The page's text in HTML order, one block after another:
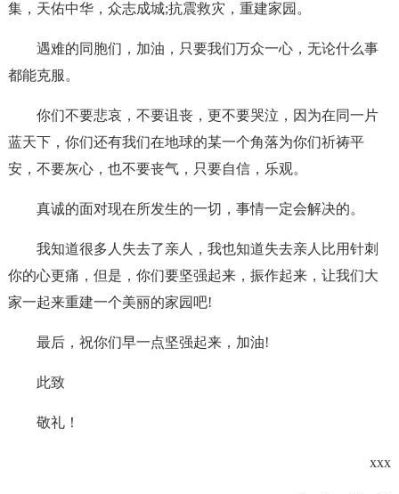
集，天佑中华，众志成城;抗震救灾，重建家园。
遇难的同胞们，加油，只要我们万众一心，无论什么事
都能克服。
你们不要悲哀，不要诅丧，更不要哭泣，因为在同一片
蓝天下，你们还有我们在地球的某一个角落为你们祈祷平
安，不要灰心，也不要丧气，只要自信，乐观。
真诚的面对现在所发生的一切，事情一定会解决的。
我知道很多人失去了亲人，我也知道失去亲人比用针刺
你的心更痛，但是，你们要坚强起来，振作起来，让我们大
家一起来重建一个美丽的家园吧!
最后，祝你们早一点坚强起来，加油!
此致
敬礼！
xxx